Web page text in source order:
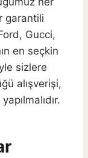
garantili
Gucci,
en seçkin
sizlere
alışverişi,